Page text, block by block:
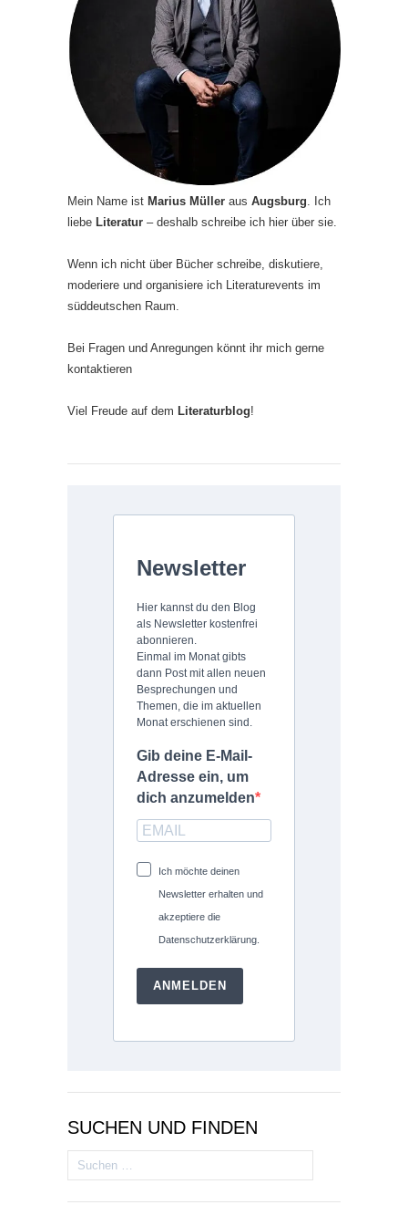
Mein Name ist Marius Müller aus Augsburg . Ich
liebe Literatur – deshalb schreibe ich hier über sie.
Wenn ich nicht über Bücher schreibe, diskutiere,
moderiere und organisiere ich Literaturevents im
süddeutschen Raum.
Bei Fragen und Anregungen könnt ihr mich gerne
kontaktieren
Viel Freude auf dem Literaturblog!
Newsletter
Hier kannst du den Blog
als Newsletter kostenfrei
abonnieren.
Einmal im Monat gibts
dann Post mit allen neuen
Besprechungen und
Themen, die im aktuellen
Monat erschienen sind.
Gib deine E-Mail-
Adresse ein, um
dich anzumelden
Ich möchte deinen
Newsletter erhalten und
akzeptiere die
Datenschutzerklärung.
ANMELDEN
SUCHEN UND FINDEN
Suchen
nach: